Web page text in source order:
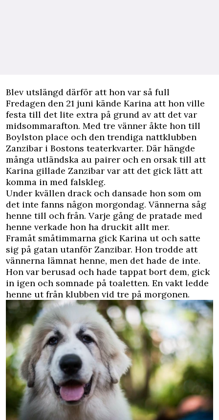
Blev utslängd därför att hon var så full
Fredagen den 21 juni kände Karina att hon ville
festa till det lite extra på grund av att det var
midsommarafton. Med tre vänner åkte hon till
Boylston place och den trendiga nattklubben
Zanzibar i Bostons teaterkvarter. Där hängde
många utländska au pairer och en orsak till att
Karina gillade Zanzibar var att det gick lätt att
komma in med falskleg.
Under kvällen drack och dansade hon som om
det inte fanns någon morgondag. Vännerna såg
henne till och från. Varje gång de pratade med
henne verkade hon ha druckit allt mer.
Framåt småtimmarna gick Karina ut och satte
sig på gatan utanför Zanzibar. Hon trodde att
vännerna lämnat henne, men det hade de inte.
Hon var berusad och hade tappat bort dem, gick
in igen och somnade på toaletten. En vakt ledde
henne ut från klubben vid tre på morgonen.